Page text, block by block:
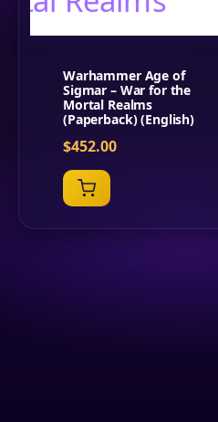
Warhammer Age of
Sigmar – War for the
Mortal Realms
(Paperback) (English)
$452.00